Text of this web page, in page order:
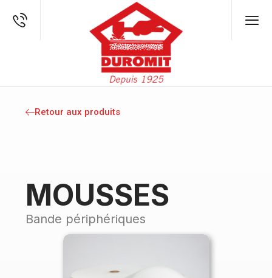
Retour aux produits
MOUSSES
Bande périphériques